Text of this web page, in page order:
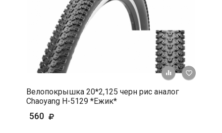
+ К
Велопокрышка 20*2,125 черн рис аналог
Chaoyang Н-5129 *Ежик*
560